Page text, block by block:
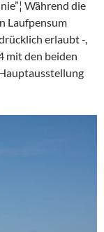
Während die
Laufpensum
erlaubt -,
mit den beiden